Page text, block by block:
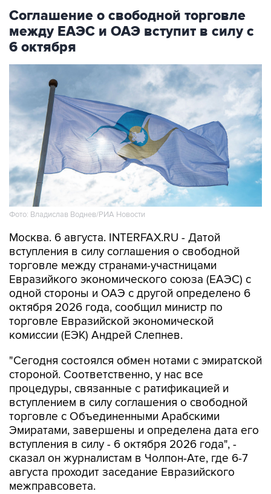
Соглашение о свободной торговле
между ЕАЭС и ОАЭ вступит в силу с
6 октября
Фото: Владислав Воднев/РИА Новости
Москва. 6 августа. INTERFAX.RU - Датой
вступления в силу соглашения о свободной
торговле между странами-участницами
Евразийкого экономического союза (ЕАЭС) с
одной стороны и ОАЭ с другой определено 6
октября 2026 года, сообщил министр по
торговле Евразийской экономической
комиссии (ЕЭК) Андрей Слепнев.
"Сегодня состоялся обмен нотами с эмиратской
стороной. Соответственно, у нас все
процедуры, связанные с ратификацией и
вступлением в силу соглашения о свободной
торговле с Объединенными Арабскими
Эмиратами, завершены и определена дата его
вступления в силу - 6 октября 2026 года", -
сказал он журналистам в Чолпон-Ате, где 6-7
августа проходит заседание Евразийского
межправсовета.